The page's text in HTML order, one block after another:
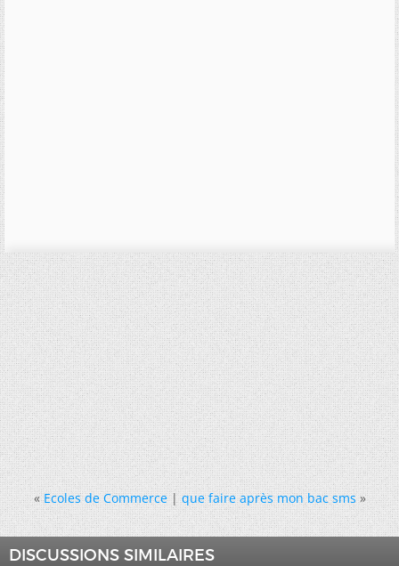
« Ecoles de Commerce|que faire après mon bac sms »
DISCUSSIONS SIMILAIRES